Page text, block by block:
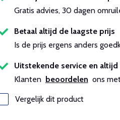
Gratis advies, 30 dagen
Betaal altijd de laagste prijs
Is de prijs ergens anders
Uitstekende service en
Klanten beoordelen ons
Vergelijk dit product